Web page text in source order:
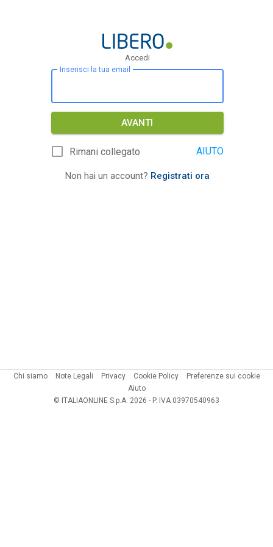
Accedi
Inserisci la tua email
AVANTI
Rimani collegato AIUTO
Non hai un account? Registrati ora
Chi siamo Note Legali Privacy Cookie Policy
Preferenze sui cookie
Aiuto
© ITALIAONLINE S.p.A. 2026 - P. IVA 03970540963